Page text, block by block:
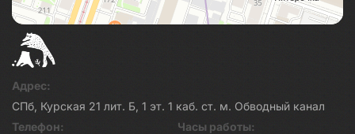
Адрес:
СПб, Курская 21 лит. Б, 1 эт. 1 каб. ст. м. Обводный канал
Телефон:
Часы работы: